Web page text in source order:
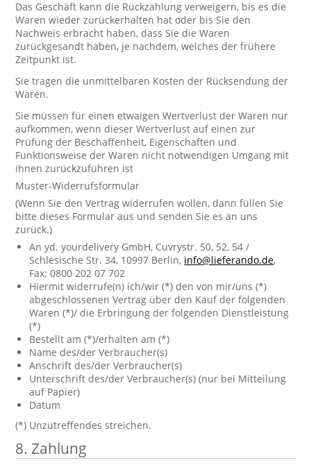
Das Geschäft kann die Rückzahlung verweigern, bis es die
Waren wieder zurückerhalten hat oder bis Sie den
Nachweis erbracht haben, dass Sie die Waren
zurückgesandt haben, je nachdem, welches der frühere
Zeitpunkt ist.
Sie tragen die unmittelbaren Kosten der Rücksendung der
Waren.
Sie müssen für einen etwaigen Wertverlust der Waren nur
aufkommen, wenn dieser Wertverlust auf einen zur
Prüfung der Beschaffenheit, Eigenschaften und
Funktionsweise der Waren nicht notwendigen Umgang mit
ihnen zurückzuführen ist
Muster-Widerrufsformular
(Wenn Sie den Vertrag widerrufen wollen, dann füllen Sie
bitte dieses Formular aus und senden Sie es an uns
zurück.)
An yd. yourdelivery GmbH, Cuvrystr. 50, 52, 54 /
Schlesische Str. 34, 10997 Berlin, info@lieferando.de,
Fax: 0800 202 07 702
Hiermit widerrufe(n) ich/wir (*) den von mir/uns (*)
abgeschlossenen Vertrag über den Kauf der folgenden
Waren (*)/ die Erbringung der folgenden Dienstleistung
(*)
Bestellt am (*)/erhalten am (*)
Name des/der Verbraucher(s)
Anschrift des/der Verbraucher(s)
Unterschrift des/der Verbraucher(s) (nur bei Mitteilung
auf Papier)
Datum
(*) Unzutreffendes streichen.
8. Zahlung